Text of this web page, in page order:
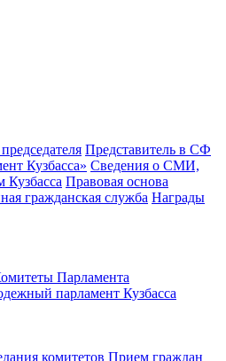
Представитель в СФ
Кузбасса» Сведения о СМИ,
Правовая основа
гражданская служба Награды
Парламента
парламент Кузбасса
комитетов Прием граждан